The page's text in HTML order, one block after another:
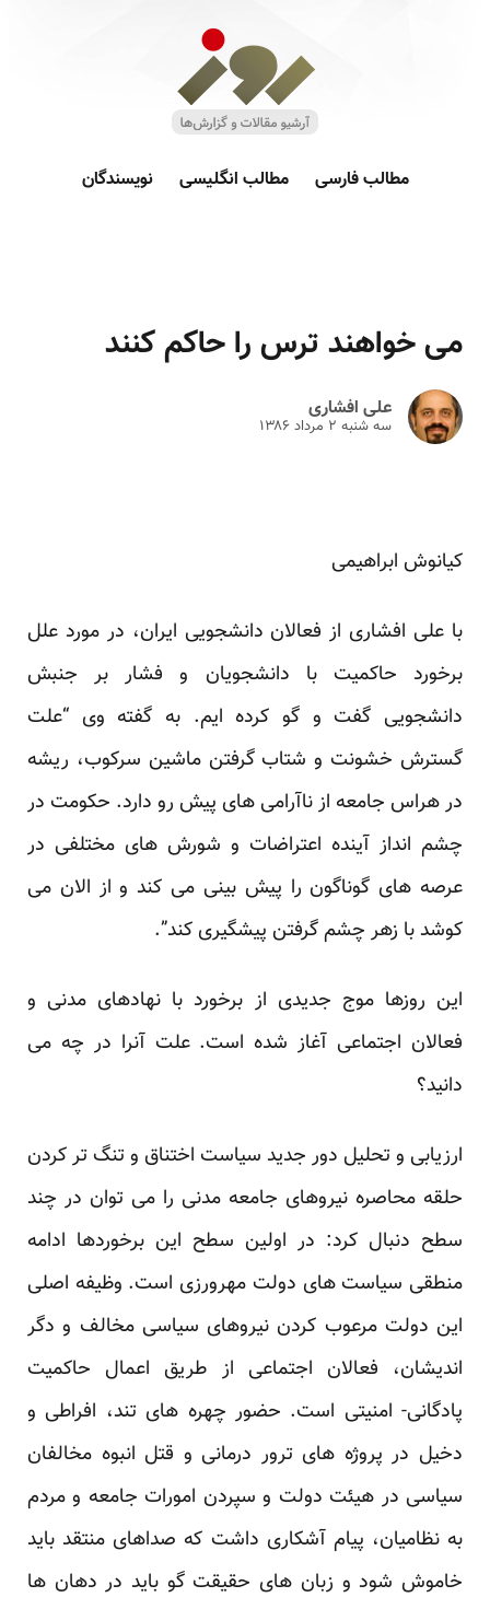
مطالب فارسی مطالب انگلیسی نویسندگان
می خواهند ترس را حاکم کنند
علی افشاری
سه شنبه ۲ مرداد ۱۳۸۶
کیانوش ابراهیمی
با علی افشاری از فعالان دانشجویی ایران، در مورد علل
برخورد حاکمیت با دانشجویان و فشار بر جنبش
دانشجویی گفت و گو کرده ایم. به گفته وی “علت
گسترش خشونت و شتاب گرفتن ماشین سرکوب، ریشه
در هراس جامعه از ناآرامی های پیش رو دارد. حکومت در
چشم انداز آینده اعتراضات و شورش های مختلفی در
عرصه های گوناگون را پیش بینی می کند و از الان می
کوشد با زهر چشم گرفتن پیشگیری کند”.
این روزها موج جدیدی از برخورد با نهادهای مدنی و
فعالان اجتماعی آغاز شده است. علت آنرا در چه می
دانید؟
ارزیابی و تحلیل دور جدید سیاست اختناق و تنگ تر کردن
حلقه محاصره نیروهای جامعه مدنی را می توان در چند
سطح دنبال کرد: در اولین سطح این برخوردها ادامه
منطقی سیاست های دولت مهرورزی است. وظیفه اصلی
این دولت مرعوب کردن نیروهای سیاسی مخالف و دگر
اندیشان، فعالان اجتماعی از طریق اعمال حاکمیت
پادگانی- امنیتی است. حضور چهره های تند، افراطی و
دخیل در پروژه های ترور درمانی و قتل انبوه مخالفان
سیاسی در هیئت دولت و سپردن امورات جامعه و مردم
به نظامیان، پیام آشکاری داشت که صداهای منتقد باید
خاموش شود و زبان های حقیقت گو باید در دهان ها